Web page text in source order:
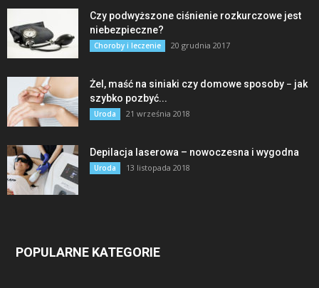
Czy podwyższone ciśnienie rozkurczowe jest
niebezpieczne?
Choroby i leczenie 20 grudnia 2017
Żel, maść na siniaki czy domowe sposoby − jak
szybko pozbyć...
Uroda 21 września 2018
Depilacja laserowa – nowoczesna i wygodna
Uroda 13 listopada 2018
POPULARNE KATEGORIE